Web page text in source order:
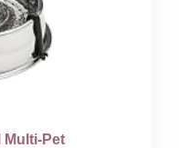
Multi-Pet